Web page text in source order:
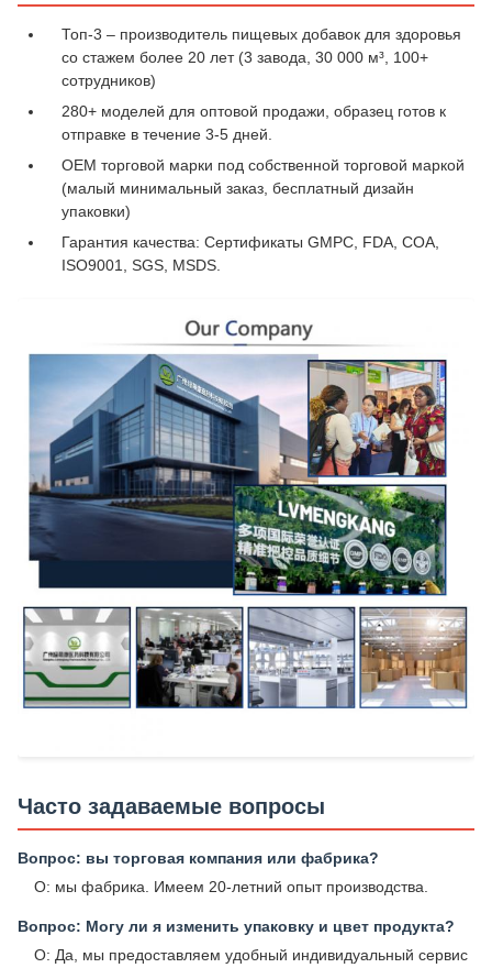
Топ-3 – производитель пищевых добавок для здоровья
со стажем более 20 лет (3 завода, 30 000 м³, 100+
сотрудников)
280+ моделей для оптовой продажи, образец готов к
отправке в течение 3-5 дней.
OEM торговой марки под собственной торговой маркой
(малый минимальный заказ, бесплатный дизайн
упаковки)
Гарантия качества: Сертификаты GMPC, FDA, COA,
ISO9001, SGS, MSDS.
Часто задаваемые вопросы
Вопрос: вы торговая компания или фабрика?
О: мы фабрика. Имеем 20-летний опыт производства.
Вопрос: Могу ли я изменить упаковку и цвет продукта?
О: Да, мы предоставляем удобный индивидуальный сервис